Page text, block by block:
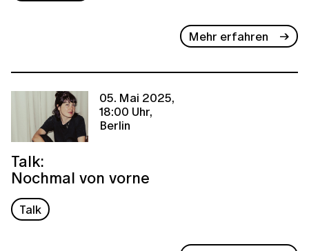
Mehr erfahren
05. Mai 2025,
18:00 Uhr,
Berlin
Talk:
Nochmal von vorne
Talk